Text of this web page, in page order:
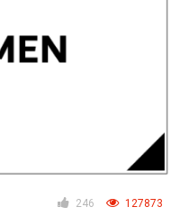
246 127873